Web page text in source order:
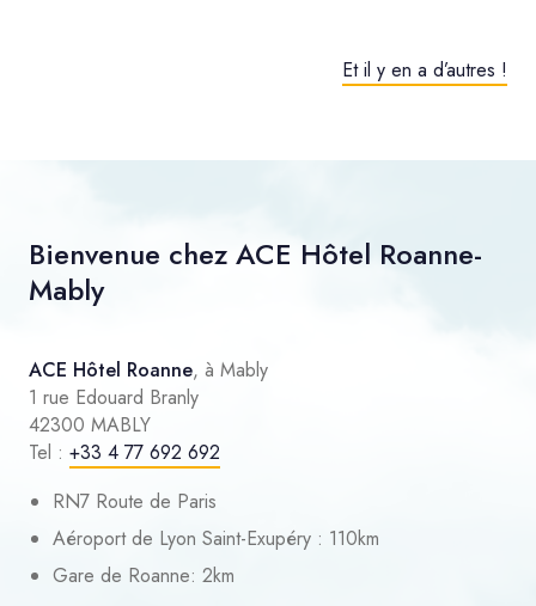
Et il y en a d’autres !
Bienvenue chez ACE Hôtel Roanne-
Mably
ACE Hôtel Roanne, à Mably
1 rue Edouard Branly
42300 MABLY
Tel : +33 4 77 692 692
RN7 Route de Paris
Aéroport de Lyon Saint-Exupéry : 110km
Gare de Roanne: 2km